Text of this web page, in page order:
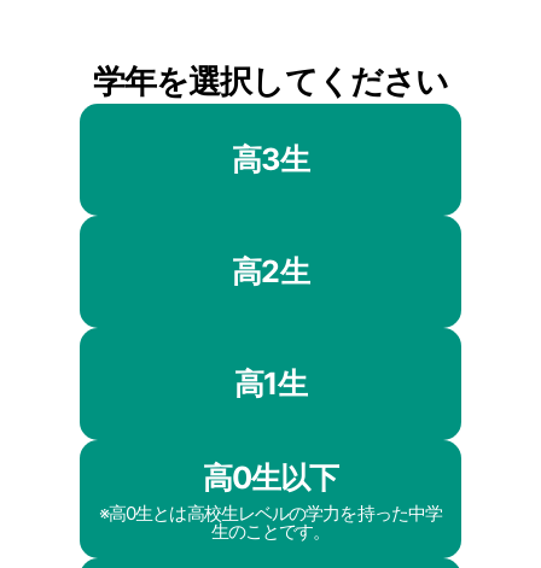
学年を選択してください
高3生
高2生
高1生
高0生以下
※高0生とは高校生レベルの学力を持った中学
生のことです。